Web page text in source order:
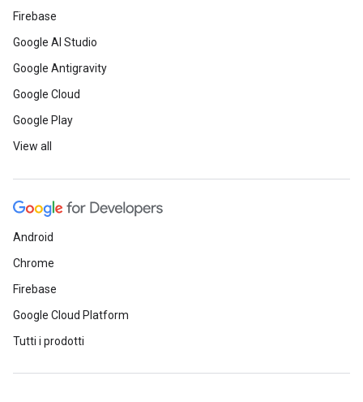
Firebase
Google AI Studio
Google Antigravity
Google Cloud
Google Play
View all
Android
Chrome
Firebase
Google Cloud Platform
Tutti i prodotti